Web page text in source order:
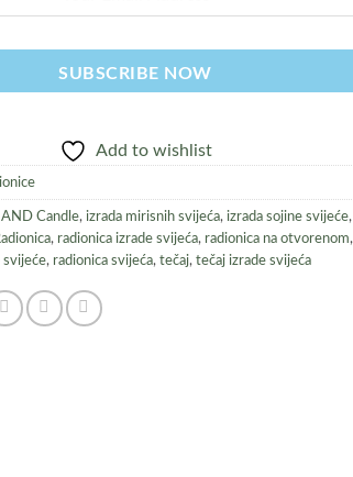
SUBSCRIBE NOW
Add to wishlist
Candle, izrada mirisnih svijeća, izrada sojine svijeće,
, radionica izrade svijeća, radionica na otvorenom,
svijeće, radionica svijeća, tečaj, tečaj izrade svijeća